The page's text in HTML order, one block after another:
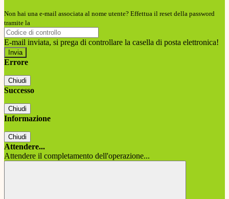
Non hai una e-mail associata al nome utente? Effettua il reset della password
tramite la
E-mail inviata, si prega di controllare la casella di posta elettronica!
Errore
Chiudi
Successo
Chiudi
Informazione
Chiudi
Attendere...
Attendere il completamento dell'operazione...